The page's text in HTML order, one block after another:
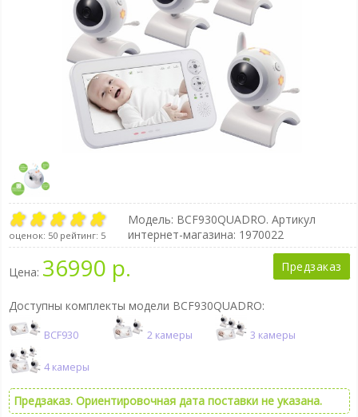
оценок: 50рейтинг: 5
Модель: BCF930QUADRO. Артикул
интернет-магазина: 1970022
Цена: 36990 р. Предзаказ
Доступны комплекты модели BCF930QUADRO:
BCF930 2 камеры 3 камеры
4 камеры
Предзаказ. Ориентировочная дата поставки не указана.